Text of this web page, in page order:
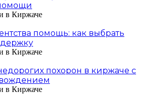
в Киржаче
помощь: как выбрать
в Киржаче
похорон в киржаче с
в Киржаче